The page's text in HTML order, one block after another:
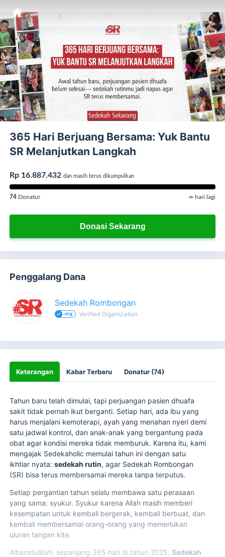
365 Hari Berjuang Bersama: Yuk Bantu
SR Melanjutkan Langkah
Rp 16.887.432 dan masih terus dikumpulkan
74 Donatur ∞ hari lagi
Donasi Sekarang
Penggalang Dana
Sedekah Rombongan
Verified Organization
Keterangan Kabar Terbaru Donatur (74)
Tahun baru telah dimulai, tapi perjuangan pasien dhuafa
sakit tidak pernah ikut berganti. Setiap hari, ada ibu yang
harus menjalani kemoterapi, ayah yang menahan nyeri demi
satu jadwal kontrol, dan anak-anak yang bergantung pada
obat agar kondisi mereka tidak memburuk. Karena itu, kami
mengajak Sedekaholic memulai tahun ini dengan satu
ikhtiar nyata:sedekah rutin, agar Sedekah Rombongan
(SR) bisa terus membersamai mereka tanpa terputus.
Setiap pergantian tahun selalu membawa satu perasaan
yang sama: syukur. Syukur karena Allah masih memberi
kesempatan untuk kembali bergerak, kembali berbuat, dan
kembali membersamai orang-orang yang memerlukan
uluran tangan kita.
Alhamdulillah, sepanjang 365 hari di tahun 2025, Sedekah